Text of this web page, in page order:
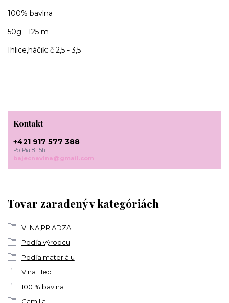
100% bavlna
50g - 125 m
Ihlice,háčik: č.2,5 - 3,5
Tovar zaradený v kategóriách
VLNA,PRIADZA
Podľa výrobcu
Podľa materiálu
Vlna Hep
100 % bavlna
Kontakt
+421 917 577 388
Po-Pia 8-15h
bajecnavlna@gmail.com